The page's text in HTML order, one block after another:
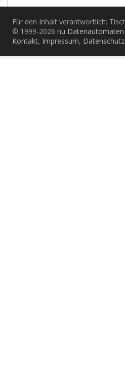
Für den Inhalt verantwortlich:
© 1999-2026 nu
Kontakt, Impressum, Datenschutz